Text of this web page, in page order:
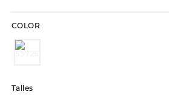
COLOR
Talles